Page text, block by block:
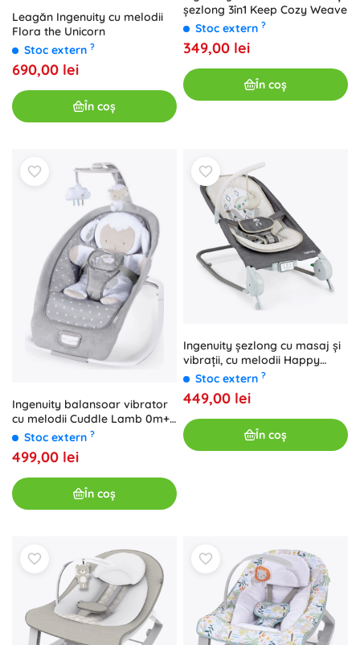
Leagăn Ingenuity cu melodii
Flora the Unicorn
Stoc extern ?
690,00 lei
În coș
șezlong 3în1 Keep Cozy Weave
Stoc extern ?
349,00 lei
În coș
Ingenuity balansoar vibrator
cu melodii Cuddle Lamb 0m+
până la 18 kg
Stoc extern ?
499,00 lei
În coș
Ingenuity șezlong cu masaj și
vibrații, cu melodii Happy
Belly Rock-to-Bounce Parker
Stoc extern ?
449,00 lei
În coș